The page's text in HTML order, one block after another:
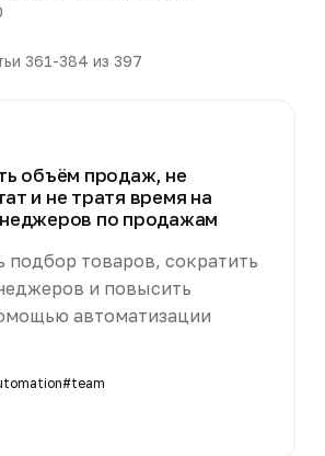
361-384 из 397
объём продаж, не
и не тратя время на
по продажам
подбор товаров, сократить
и повысить
автоматизации
#team